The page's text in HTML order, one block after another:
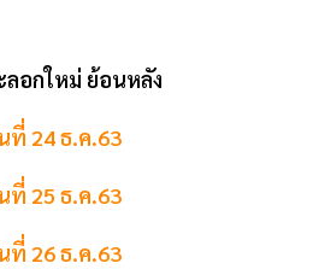
ลอกใหม่ ย้อนหลัง
ที่ 24 ธ.ค.63
ที่ 25 ธ.ค.63
ที่ 26 ธ.ค.63